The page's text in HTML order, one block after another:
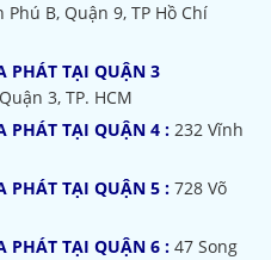
B, Quận 9, TP Hồ Chí
PHÁT TẠI QUẬN 3
3, TP. HCM
PHÁT TẠI QUẬN 4 : 232 Vĩnh
PHÁT TẠI QUẬN 5 : 728 Võ
PHÁT TẠI QUẬN 6 : 47 Song